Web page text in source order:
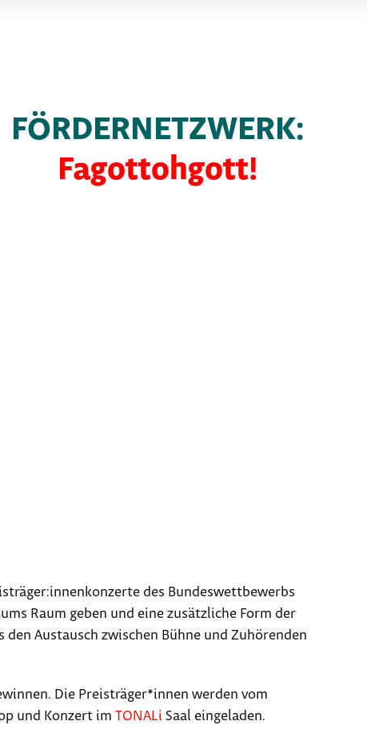
FÖRDERNETZWERK:
Fagottohgott!
des Bundeswettbewerbs
Raum geben und eine zusätzliche Form der
Austausch zwischen Bühne und Zuhörenden
Die Preisträger*innen werden vom
und Konzert im TONALi Saal eingeladen.